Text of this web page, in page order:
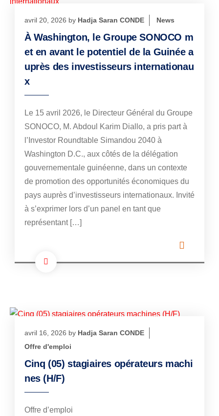
avril 20, 2026 by Hadja Saran CONDE News
À Washington, le Groupe SONOCO m
et en avant le potentiel de la Guinée a
uprès des investisseurs internationau
x
Le 15 avril 2026, le Directeur Général du Groupe
SONOCO, M. Abdoul Karim Diallo, a pris part à
l’Investor Roundtable Simandou 2040 à
Washington D.C., aux côtés de la délégation
gouvernementale guinéenne, dans un contexte
de promotion des opportunités économiques du
pays auprès d’investisseurs internationaux. Invité
à s’exprimer lors d’un panel en tant que
représentant […]
avril 16, 2026 by Hadja Saran CONDE
Offre d'emploi
Cinq (05) stagiaires opérateurs machi
nes (H/F)
Offre d’emploi